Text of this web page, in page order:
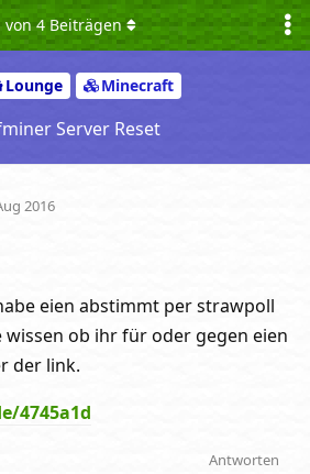
Lounge Minecraft
Server Reset
von 4Beiträgen
2016
eien abstimmt per strawpoll
ob ihr für oder gegen eien
der link.
4745a1d
Antworten